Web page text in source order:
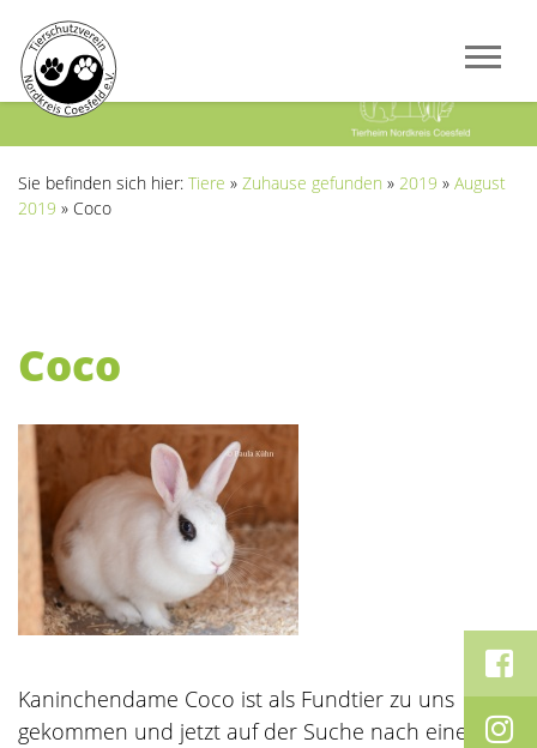
Sie befinden sich hier: Tiere » Zuhause gefunden » 2019 » August
2019 » Coco
Coco
Kaninchendame Coco ist als Fundtier zu uns
gekommen und jetzt auf der Suche nach einem